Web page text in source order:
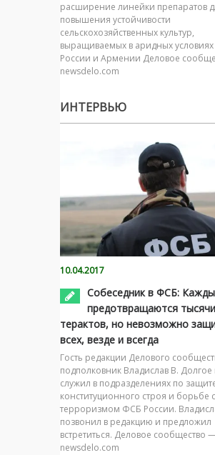
расширение линейки препаратов
повышения устойчивости
сельскохозяйственных культур,
выращиваемых в аридных
России и Армении Деловое
newsdelo.com
ИНТЕРВЬЮ
10.04.2017
Собеседник в ФСБ:
предотвращаются тысячи
терактов, но невозможно
всех, везде и всегда
Гость редакции Делового
подполковник Владислав В. Долгое
служил в подразделениях по
конституционного строя и борьбе с
терроризмом ФСБ России.
позвонил в редакцию и предложил
встретиться. Деловое сообщество
newsdelo.com